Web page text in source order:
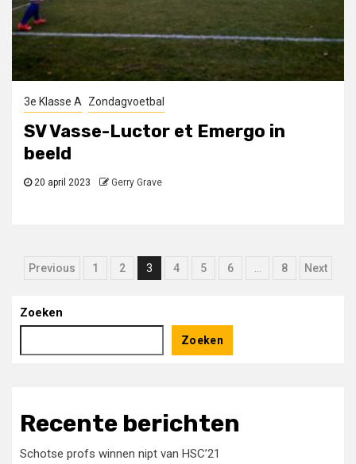
3e Klasse A Zondagvoetbal
SV Vasse-Luctor et Emergo in
beeld
20 april 2023 Gerry Grave
Berichten
Previous 1 2 3 4 5 6 8 Next
Zoeken
Zoeken
Recente berichten
Schotse profs winnen nipt van HSC’21